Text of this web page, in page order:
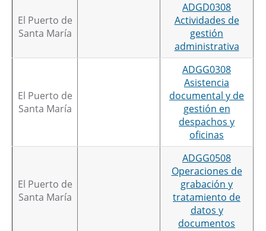
El Puerto de
Santa María
ADGD0308
Actividades de
gestión
administrativa
El Puerto de
Santa María
ADGG0308
Asistencia
documental y de
gestión en
despachos y
oficinas
El Puerto de
Santa María
ADGG0508
Operaciones de
grabación y
tratamiento de
datos y
documentos